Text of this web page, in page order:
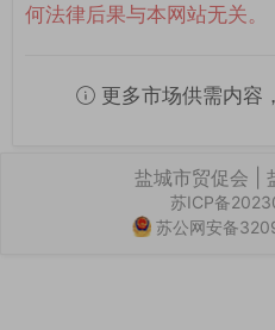
何法律后果与本网站无关。
更多市场供需内容
盐城市贸促会 |
苏ICP备
苏公网安备